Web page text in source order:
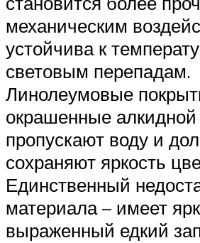
механическим
устойчива к
световым перепадам.
Линолеумовые
окрашенные алкидной
пропускают воду и
сохраняют яркость
Единственный
материала – имеет
выраженный едкий